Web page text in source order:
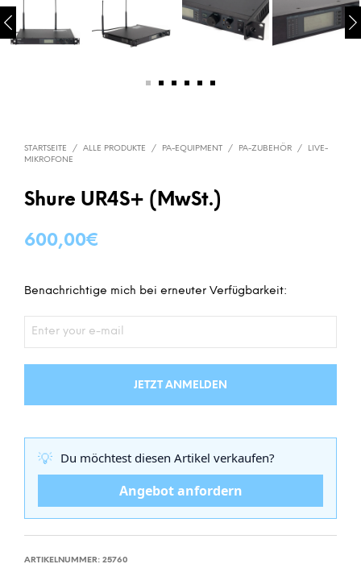
STARTSEITE / ALLE PRODUKTE / PA-EQUIPMENT / PA-ZUBEHÖR /
LIVE-
MIKROFONE
Shure UR4S+ (MwSt.)
600,00€
Benachrichtige mich bei erneuter Verfügbarkeit:
JETZT ANMELDEN
💡 Du möchtest diesen Artikel verkaufen?
Angebot anfordern
ARTIKELNUMMER: 25760